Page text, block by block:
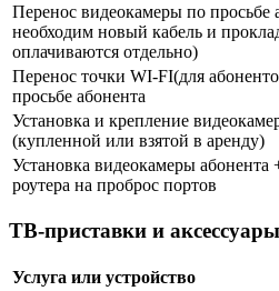
Перенос видеокамеры по просьбе
необходим новый кабель и
оплачиваются отдельно)
Перенос точки WI-FI(для
просьбе абонента
Установка и крепление
(купленной или взятой в аренду)
Установка видеокамеры абонента
роутера на проброс портов
ТВ-приставки и
Услуга или устройство